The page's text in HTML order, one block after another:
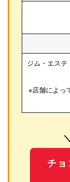
ジム・エステ
※店舗によっ
チ